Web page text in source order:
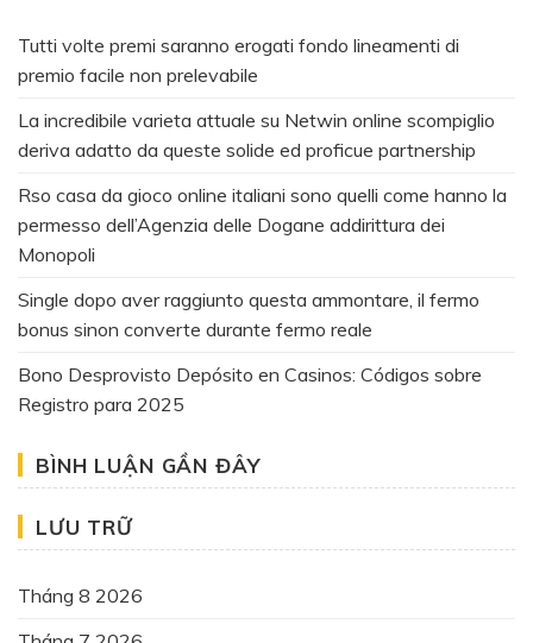
Tutti volte premi saranno erogati fondo lineamenti di
premio facile non prelevabile
La incredibile varieta attuale su Netwin online scompiglio
deriva adatto da queste solide ed proficue partnership
Rso casa da gioco online italiani sono quelli come hanno la
permesso dell’Agenzia delle Dogane addirittura dei
Monopoli
Single dopo aver raggiunto questa ammontare, il fermo
bonus sinon converte durante fermo reale
Bono Desprovisto Depósito en Casinos: Códigos sobre
Registro para 2025
BÌNH LUẬN GẦN ĐÂY
LƯU TRỮ
Tháng 8 2026